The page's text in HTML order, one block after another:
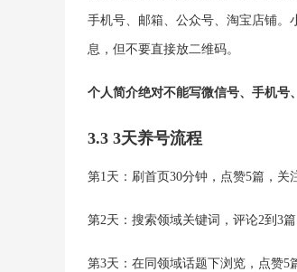
手机号、邮箱、公众号、淘宝店铺。
息，但不要直接放二维码。
个人简介绝对不能写微信号、手机号
3.3 3天养号流程
第1天：刷首页30分钟，点赞5篇，关
第2天：搜索领域关键词，评论2到3篇
第3天：在同领域话题下浏览，点赞5